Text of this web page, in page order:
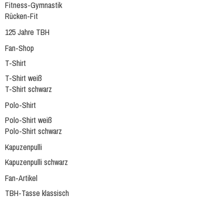
Fitness-Gymnastik
Rücken-Fit
125 Jahre TBH
Fan-Shop
T-Shirt
T-Shirt weiß
T-Shirt schwarz
Polo-Shirt
Polo-Shirt weiß
Polo-Shirt schwarz
Kapuzenpulli
Kapuzenpulli schwarz
Fan-Artikel
TBH-Tasse klassisch